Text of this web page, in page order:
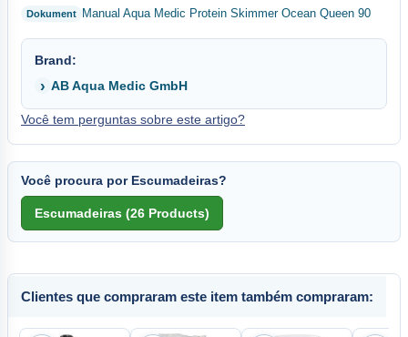
Manual Aqua Medic Protein Skimmer Ocean Queen 90
Brand:
AB Aqua Medic GmbH
Você tem perguntas sobre este artigo?
Você procura por Escumadeiras?
Clientes que compraram este item também compraram: